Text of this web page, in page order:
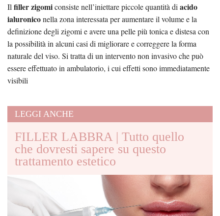
Il filler zigomiconsiste nell’iniettare piccole quantità di acido
ialuroniconella zona interessata per aumentare il volume e la
definizione degli zigomi e avere una pelle più tonica e distesa con
la possibilità in alcuni casi di migliorare e correggere la forma
naturale del viso. Si tratta di un intervento non invasivo che può
essere effettuato in ambulatorio, i cui effetti sono immediatamente
visibili
LEGGI ANCHE
FILLER LABBRA | Tutto quello
che dovresti sapere su questo
trattamento estetico